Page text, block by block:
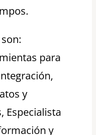
para
y
Especialista
y